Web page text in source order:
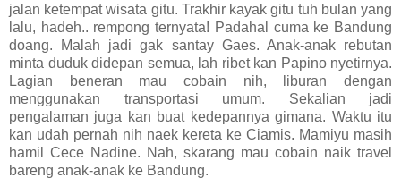
jalan ketempat wisata gitu. Trakhir kayak gitu tuh bulan yang
lalu, hadeh.. rempong ternyata! Padahal cuma ke Bandung
doang. Malah jadi gak santay Gaes. Anak-anak rebutan
minta duduk didepan semua, lah ribet kan Papino nyetirnya.
Lagian beneran mau cobain nih, liburan dengan
menggunakan transportasi umum. Sekalian jadi
pengalaman juga kan buat kedepannya gimana. Waktu itu
kan udah pernah nih naek kereta ke Ciamis. Mamiyu masih
hamil Cece Nadine. Nah, skarang mau cobain naik travel
bareng anak-anak ke Bandung.